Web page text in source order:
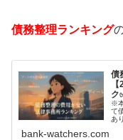
債務整理ランキング
債
ク
※
て
あ
bank-watchers.com